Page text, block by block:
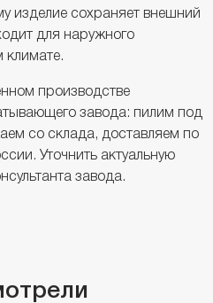
изделие сохраняет внешний
для наружного
климате.
производстве
завода: пилим под
со склада, доставляем по
Уточнить актуальную
завода.